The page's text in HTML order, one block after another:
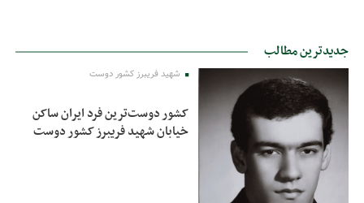
جدیدترین مطالب
شهید فریبرز کشور دوست
کشور دوست‌ترین فرد ایران ساکن
خیابان شهید فریبرز کشور دوست